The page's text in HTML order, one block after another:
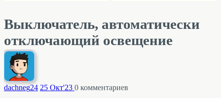
Выключатель, автоматически
отключающий освещение
dachneg24 25 Окт'23 0 комментариев